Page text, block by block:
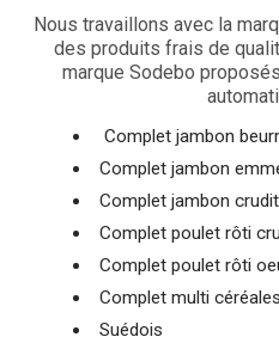
Nous travaillons avec la
des produits frais de
marque Sodebo
Complet jambon
Complet jambon
Complet jambon
Complet poulet rôti
Complet poulet rôti
Complet multi
Suédois